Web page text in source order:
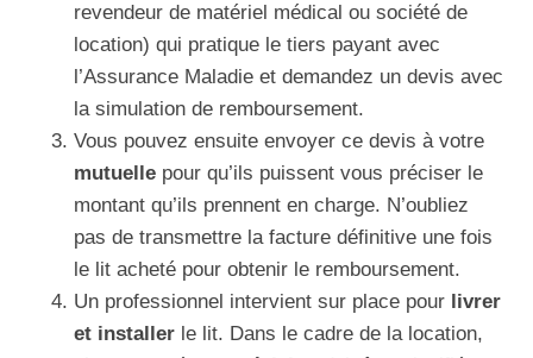
revendeur de matériel médical ou société de
location) qui pratique le tiers payant avec
l’Assurance Maladie et demandez un devis avec
la simulation de remboursement.
Vous pouvez ensuite envoyer ce devis à votre
mutuelle pour qu’ils puissent vous préciser le
montant qu’ils prennent en charge. N’oubliez
pas de transmettre la facture définitive une fois
le lit acheté pour obtenir le remboursement.
Un professionnel intervient sur place pour livrer
et installer le lit. Dans le cadre de la location,